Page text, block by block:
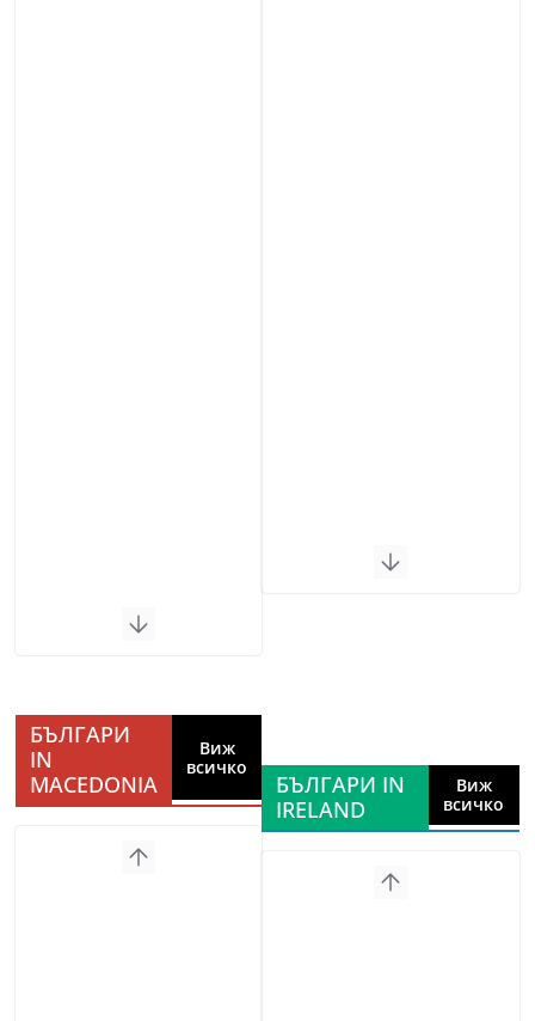
БЪЛГАРИ
IN
MACEDONIA
Виж
всичко
БЪЛГАРИ IN
IRELAND
Виж
всичко